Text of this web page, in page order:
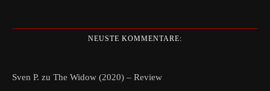
NEUSTE KOMMENTARE:
Sven P. zu The Widow (2020) – Review